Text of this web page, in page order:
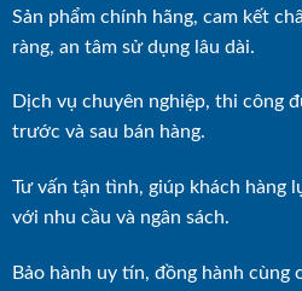
Sản phẩm chính hãng, cam kết
ràng, an tâm sử dụng lâu dài.
Dịch vụ chuyên nghiệp, thi công
trước và sau bán hàng.
Tư vấn tận tình, giúp khách hàng
với nhu cầu và ngân sách.
Bảo hành uy tín, đồng hành